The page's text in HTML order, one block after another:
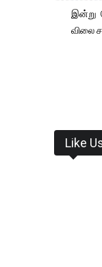
இன்று
விலை
Like